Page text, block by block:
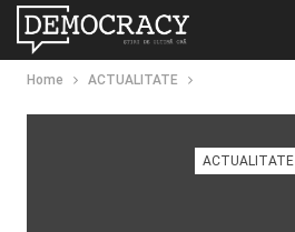
Home ACTUALITATE
ACTUALITATE